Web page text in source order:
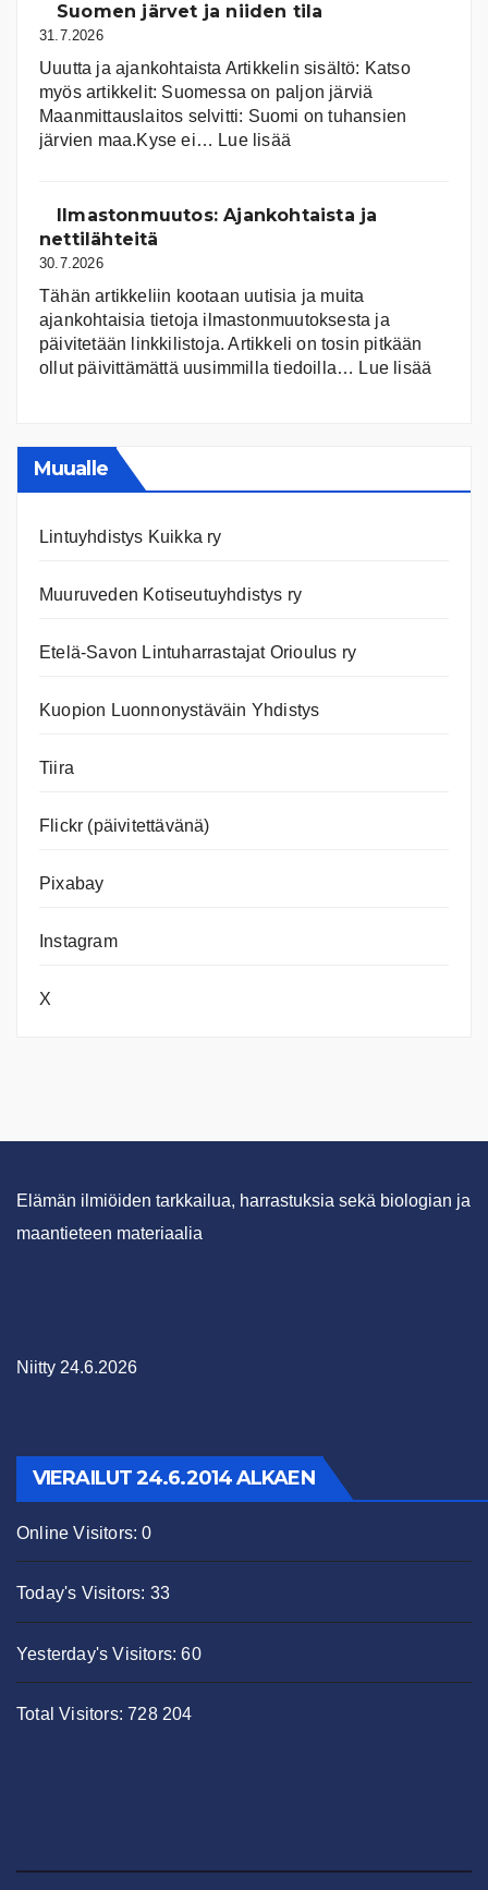
Suomen järvet ja niiden tila
31.7.2026
Uuutta ja ajankohtaista Artikkelin sisältö: Katso
myös artikkelit: Suomessa on pal­jon jär­viä
Maanmittauslaitos selvitti: Suomi on tuhansien
järvien maa.Kyse ei… Lue lisää
ja
Ilmastonmuutos: Ajankohtaista ja
nettilähteitä
30.7.2026
Tähän artikkeliin kootaan uutisia ja muita
ajankohtaisia tietoja ilmastonmuutoksesta ja
päivitetään linkkilistoja. Artikkeli on tosin pitkään
ollut päivittämättä uusimmilla tiedoilla… Lue lisää
Muualle
Lintuyhdistys Kuikka ry
Muuruveden Kotiseutuyhdistys ry
Etelä-Savon Lintuharrastajat Orioulus ry
Kuopion Luonnonystäväin Yhdistys
Tiira
Flickr (päivitettävänä)
Pixabay
Instagram
X
Elämän ilmiöiden tarkkailua, harrastuksia sekä biologian ja
maantieteen materiaalia
Niitty 24.6.2026
VIERAILUT 24.6.2014 ALKAEN
Online Visitors:0
Today's Visitors: 33
Yesterday's Visitors:60
Total Visitors:728 204